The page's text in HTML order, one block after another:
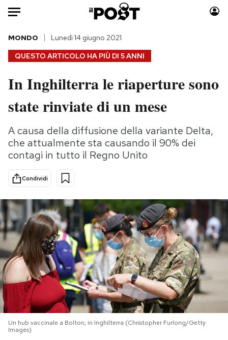
Auto
HOME
Italia
Politica
Tecnologia
Internet
Scienza
Cultura
Economia
Sport
Moda
Consumismi
Storie/Idee
Ok Boomer!
Media
Mondiali calcio 2026
PODCAST
NEWSLETTER
I MIEI PREFERITI
QUESTO ARTICOLO HA PIÙ DI 5 ANNI
MONDO Lunedì 14 giugno 2021
In Inghilterra le riaperture sono
state rinviate di un mese
A causa della diffusione della variante Delta,
che attualmente sta causando il 90% dei
contagi in tutto il Regno Unito
Condividi
Un hub vaccinale a Bolton, in Inghilterra (Christopher Furlong/Getty
Images)